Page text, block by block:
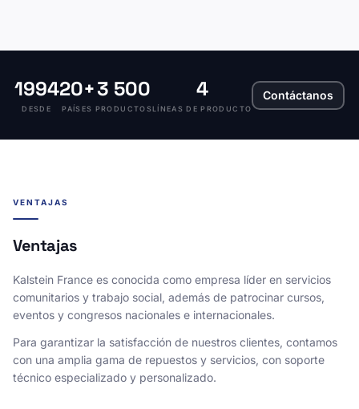
1994
DESDE
20+
PAÍSES
3 500
PRODUCTOS
4
LÍNEAS DE PRODUCTO
Contáctanos
VENTAJAS
Ventajas
Kalstein France es conocida como empresa líder en servicios
comunitarios y trabajo social, además de patrocinar cursos,
eventos y congresos nacionales e internacionales.
Para garantizar la satisfacción de nuestros clientes, contamos
con una amplia gama de repuestos y servicios, con soporte
técnico especializado y personalizado.